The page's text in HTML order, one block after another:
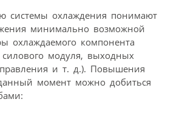
системы охлаждения понимают
минимально возможной
охлаждаемого компонента
силового модуля, выходных
и т. д.). Повышения
момент можно добиться